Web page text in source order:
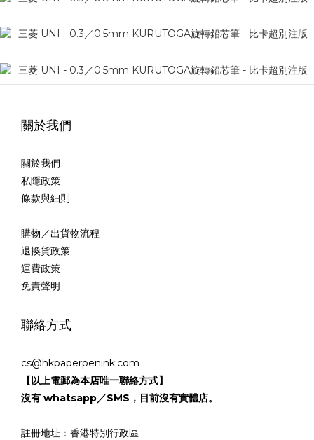
關於我們
關於我們
私隱政策
條款與細則
購物／出貨物流程
退換貨政策
運費政策
免責聲明
聯絡方式
cs@hkpaperpenink.com
【以上電郵為本店唯一聯絡方式】
沒有 whatsapp／SMS，目前沒有實體店。
註冊地址：香港特別行政區